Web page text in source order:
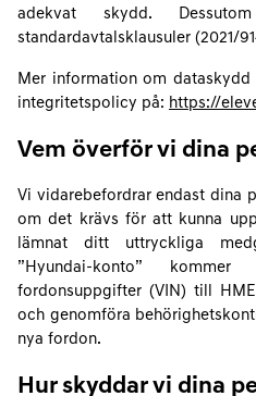
adekvat skydd.
standardavtalsklausuler (2021/
Mer information om dataskydd
integritetspolicy på: https://
Vem överför vi dina
Vi vidarebefordrar endast dina
om det krävs för att kunna
lämnat ditt uttryckliga
”Hyundai-konto”
fordonsuppgifter (VIN) till
och genomföra
nya fordon.
Hur skyddar vi dina